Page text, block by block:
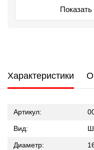
Показать
Характеристики
Артикул:
Вид:
Диаметр: